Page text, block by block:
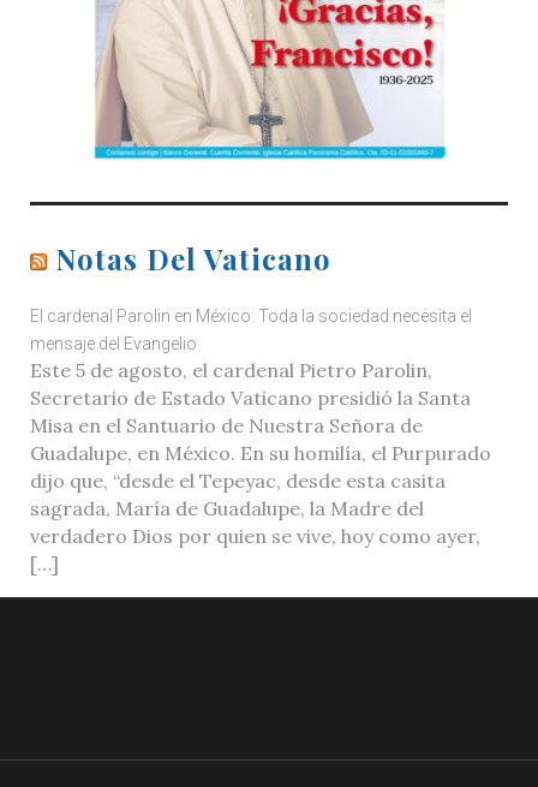
Notas Del Vaticano
El cardenal Parolin en México: Toda la sociedad necesita el
mensaje del Evangelio
Este 5 de agosto, el cardenal Pietro Parolin,
Secretario de Estado Vaticano presidió la Santa
Misa en el Santuario de Nuestra Señora de
Guadalupe, en México. En su homilía, el Purpurado
dijo que, “desde el Tepeyac, desde esta casita
sagrada, María de Guadalupe, la Madre del
verdadero Dios por quien se vive, hoy como ayer,
[…]